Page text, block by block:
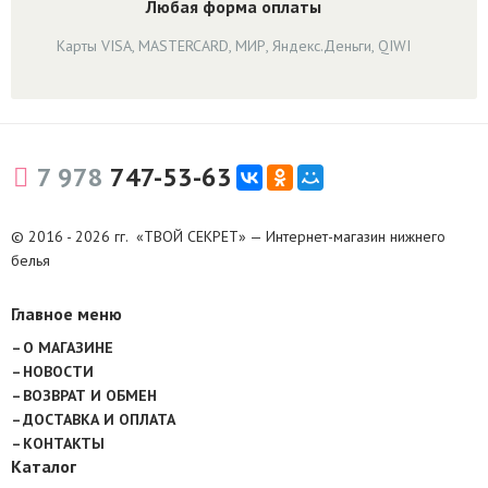
Любая форма оплаты
Карты VISA, MASTERCARD, МИР, Яндекс.Деньги, QIWI
7 978 747-53-63
© 2016 - 2026 гг. «ТВОЙ СЕКРЕТ» — Интернет-магазин нижнего
белья
Главное меню
О МАГАЗИНЕ
НОВОСТИ
ВОЗВРАТ И ОБМЕН
ДОСТАВКА И ОПЛАТА
КОНТАКТЫ
Каталог